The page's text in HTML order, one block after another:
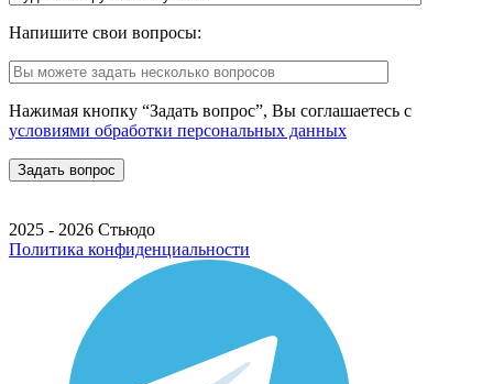
Напишите свои вопросы:
Нажимая кнопку “Задать вопрос”, Вы соглашаетесь с
условиями обработки персональных данных
2025 - 2026 Стьюдо
Политика конфиденциальности